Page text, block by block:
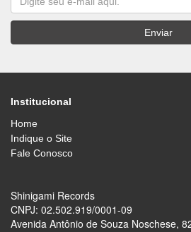
Institucional
Home
Indique o Site
Fale Conosco
Shinigami Records
CNPJ: 02.502.919/0001-09
Avenida Antônio de Souza Noschese,